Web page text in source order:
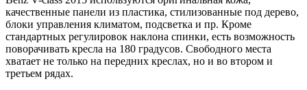
качественные панели из пластика, стилизованные под дерево,
блоки управления климатом, подсветка и пр. Кроме
стандартных регулировок наклона спинки, есть возможность
поворачивать кресла на 180 градусов. Свободного места
хватает не только на передних креслах, но и во втором и
третьем рядах.